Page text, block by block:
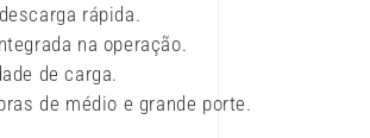
rápida.
na operação.
de carga.
de médio e grande porte.